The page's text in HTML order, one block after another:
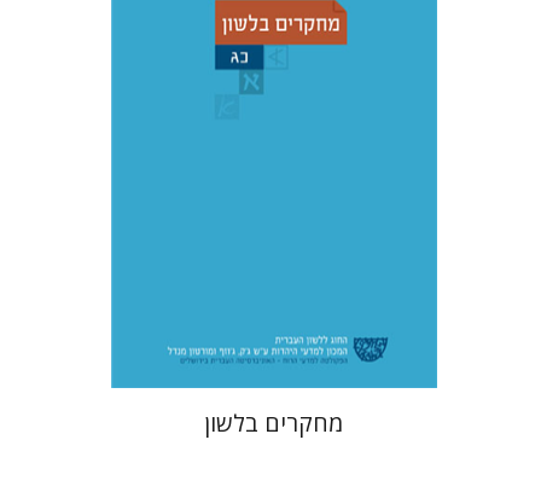
עדינה מושבי יעל רשף
דורית רביד
מחקרים בלשון